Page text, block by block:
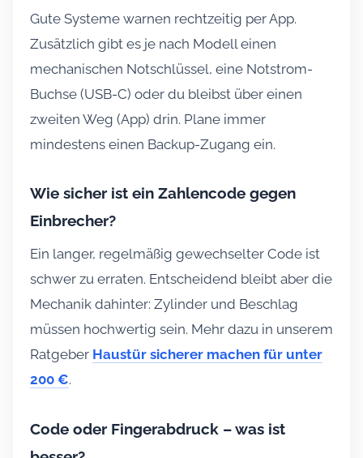
Gute Systeme warnen rechtzeitig per App.
Zusätzlich gibt es je nach Modell einen
mechanischen Notschlüssel, eine Notstrom-
Buchse (USB-C) oder du bleibst über einen
zweiten Weg (App) drin. Plane immer
mindestens einen Backup-Zugang ein.
Wie sicher ist ein Zahlencode gegen
Einbrecher?
Ein langer, regelmäßig gewechselter Code ist
schwer zu erraten. Entscheidend bleibt aber die
Mechanik dahinter: Zylinder und Beschlag
müssen hochwertig sein. Mehr dazu in unserem
Ratgeber Haustür sicherer machen für unter
200 €.
Code oder Fingerabdruck – was ist